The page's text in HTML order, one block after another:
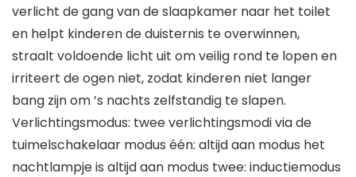
verlicht de gang van de slaapkamer naar het toilet
en helpt kinderen de duisternis te overwinnen,
straalt voldoende licht uit om veilig rond te lopen en
irriteert de ogen niet, zodat kinderen niet langer
bang zijn om ’s nachts zelfstandig te slapen.
Verlichtingsmodus: twee verlichtingsmodi via de
tuimelschakelaar modus één: altijd aan modus het
nachtlampje is altijd aan modus twee: inductiemodus